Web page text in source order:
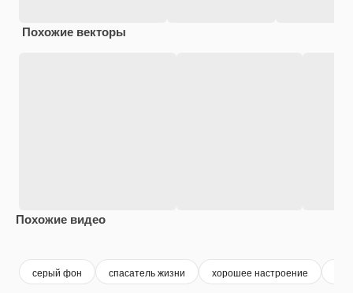
Похожие векторы
Похожие видео
серый фон спасатель жизни хорошее настроение